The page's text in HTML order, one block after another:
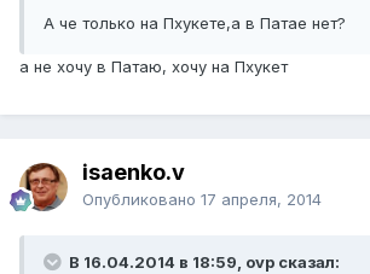
А че только на Пхукете,а в Патае нет?
а не хочу в Патаю, хочу на Пхукет
isaenko.v
Опубликовано 17 апреля, 2014
В 16.04.2014 в 18:59, ovp сказал: